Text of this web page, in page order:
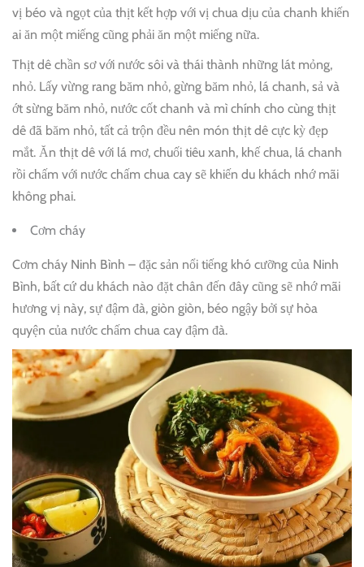
vị béo và ngọt của thịt kết hợp với vị chua dịu của chanh khiến
ai ăn một miếng cũng phải ăn một miếng nữa.
Thịt dê chần sơ với nước sôi và thái thành những lát mỏng,
nhỏ. Lấy vừng rang băm nhỏ, gừng băm nhỏ, lá chanh, sả và
ớt sừng băm nhỏ, nước cốt chanh và mì chính cho cùng thịt
dê đã băm nhỏ, tất cả trộn đều nên món thịt dê cực kỳ đẹp
mắt. Ăn thịt dê với lá mơ, chuối tiêu xanh, khế chua, lá chanh
rồi chấm với nước chấm chua cay sẽ khiến du khách nhớ mãi
không phai.
Cơm cháy
Cơm cháy Ninh Bình – đặc sản nổi tiếng khó cưỡng của Ninh
Bình, bất cứ du khách nào đặt chân đến đây cũng sẽ nhớ mãi
hương vị này, sự đậm đà, giòn giòn, béo ngậy bởi sự hòa
quyện của nước chấm chua cay đậm đà.